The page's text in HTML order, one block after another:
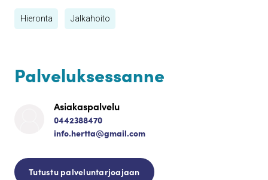
Hieronta Jalkahoito
Palveluksessanne
Asiakaspalvelu
0442388470
info.hertta@gmail.com
Tutustu palveluntarjoajaan